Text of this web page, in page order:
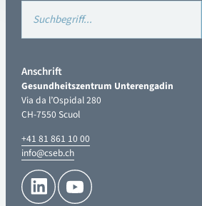
Anschrift
Gesundheitszentrum Unterengadin
Via da l’Ospidal 280
CH-7550 Scuol
+41 81 861 10 00
info@cseb.ch